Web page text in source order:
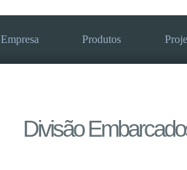
Empresa Produtos
Divisão